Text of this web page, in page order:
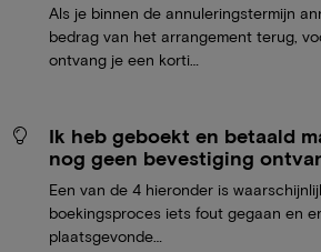
Als je binnen de annuleringstermijn
bedrag van het arrangement terug,
ontvang je een korti…
Ik heb geboekt en betaald
nog geen bevestiging
Een van de 4 hieronder is
boekingsproces iets fout gegaan en
plaatsgevonde…